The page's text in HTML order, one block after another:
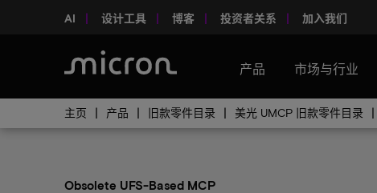
AI 设计工具 博客 投资者关系 加入我们
产品 市场与行业
主页 产品 旧款零件目录 美光 UMCP 旧款零件目录
Obsolete UFS-Based MCP